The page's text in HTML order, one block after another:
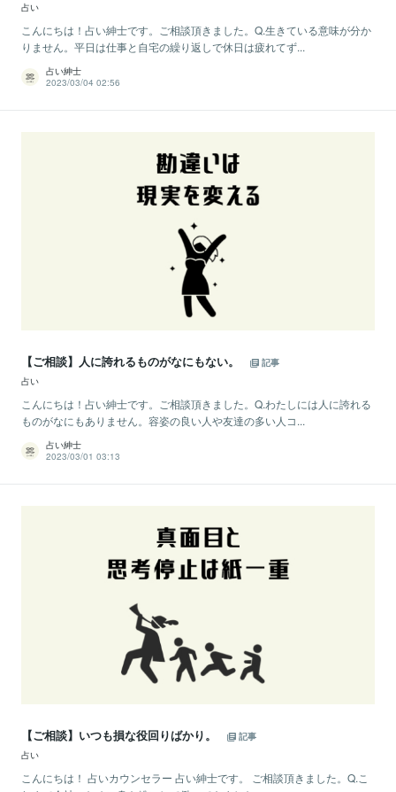
占い
こんにちは！占い紳士です。ご相談頂きました。Q.生きている意味が分か
りません。平日は仕事と自宅の繰り返しで休日は疲れてず...
占い紳士
2023/03/04 02:56
【ご相談】人に誇れるものがなにもない。
記事
占い
こんにちは！占い紳士です。ご相談頂きました。Q.わたしには人に誇れる
ものがなにもありません。容姿の良い人や友達の多い人コ...
占い紳士
2023/03/01 03:13
【ご相談】いつも損な役回りばかり。
記事
占い
こんにちは！ 占いカウンセラー 占い紳士です。 ご相談頂きました。Q.こ